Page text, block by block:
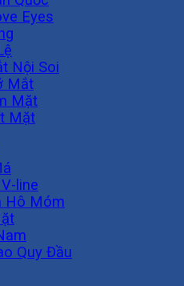
Eyes
Nội Soi
Mắt
Mặt
Mặt
line
Hô Móm
Quy Đầu